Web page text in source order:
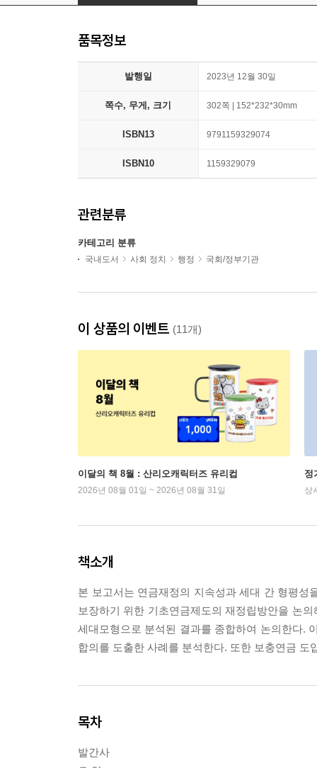
품목정보
발행일 2023년 12월 30일
쪽수, 무게, 크기 302쪽 | 152*232*30mm
ISBN13 9791159329074
ISBN10 1159329079
관련분류
카테고리 분류
국내도서 사회 정치 행정 국회/정부기관
이 상품의 이벤트 (11개)
이달의 책 8월 : 산리오캐릭터즈 유리컵
2026년 08월 01일 ~ 2026년 08월 31일
정
상
책소개
본 보고서는 연금재정의 지속성과 세대 간 형평
보장하기 위한 기초연금제도의 재정립방안을 논
세대모형으로 분석된 결과를 종합하여 논의한다.
합의를 도출한 사례를 분석한다. 또한 보충연금
목차
발간사